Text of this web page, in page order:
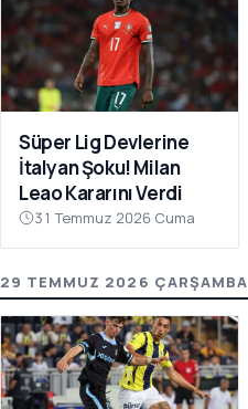
Süper Lig Devlerine
İtalyan Şoku! Milan
Leao Kararını Verdi
31 Temmuz 2026 Cuma
29 TEMMUZ 2026 ÇARŞAMBA